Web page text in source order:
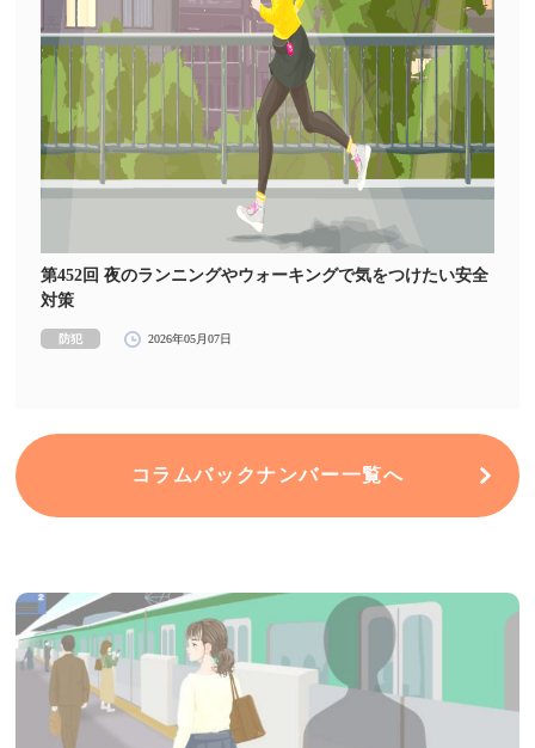
第452回 夜のランニングやウォーキングで気をつけたい安全
対策
防犯 2026年05月07日
コラムバックナンバー一覧へ